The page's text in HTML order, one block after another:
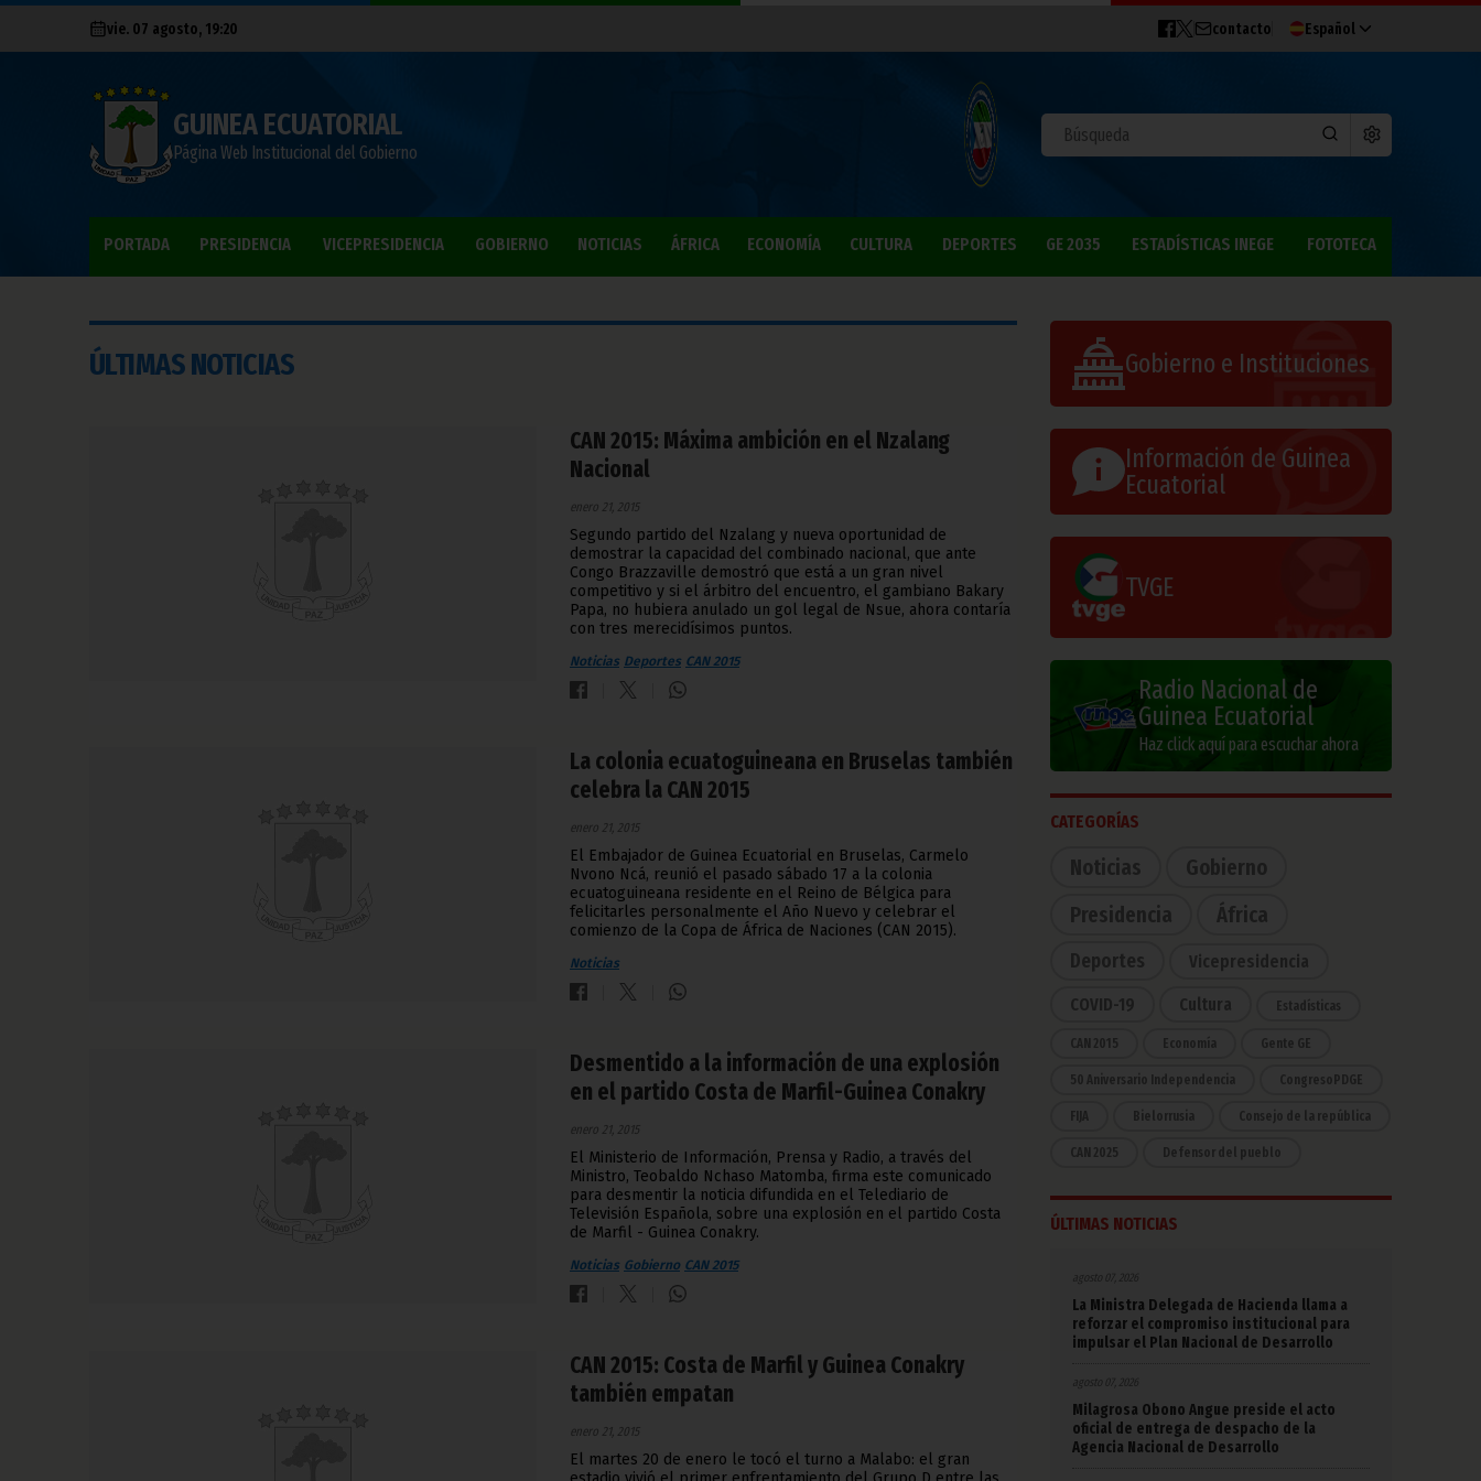
vie. 07 agosto, 19:20 contacto Español
GUINEA ECUATORIAL
Página Web Institucional del Gobierno
PORTADA PRESIDENCIA VICEPRESIDENCIA GOBIERNO NOTICIAS ÁFRICA ECONOMÍA CULTURA DEPORTES GE 2035 ESTADÍSTICAS INEGE FOTOTECA
ÚLTIMAS NOTICIAS
CAN 2015: Máxima ambición en el Nzalang
Nacional
enero 21, 2015
Segundo partido del Nzalang y nueva oportunidad de
demostrar la capacidad del combinado nacional, que ante
Congo Brazzaville demostró que está a un gran nivel
competitivo y si el árbitro del encuentro, el gambiano Bakary
Papa, no hubiera anulado un gol legal de Nsue, ahora contaría
con tres merecidísimos puntos.
Noticias Deportes CAN 2015
La colonia ecuatoguineana en Bruselas también
celebra la CAN 2015
enero 21, 2015
El Embajador de Guinea Ecuatorial en Bruselas, Carmelo
Nvono Ncá, reunió el pasado sábado 17 a la colonia
ecuatoguineana residente en el Reino de Bélgica para
felicitarles personalmente el Año Nuevo y celebrar el
comienzo de la Copa de África de Naciones (CAN 2015).
Noticias
Desmentido a la información de una explosión
en el partido Costa de Marfil-Guinea Conakry
enero 21, 2015
El Ministerio de Información, Prensa y Radio, a través del
Ministro, Teobaldo Nchaso Matomba, firma este comunicado
para desmentir la noticia difundida en el Telediario de
Televisión Española, sobre una explosión en el partido Costa
de Marfil - Guinea Conakry.
Noticias Gobierno CAN 2015
CAN 2015: Costa de Marfil y Guinea Conakry
también empatan
enero 21, 2015
El martes 20 de enero le tocó el turno a Malabo: el gran
Gobierno e Instituciones
Información de Guinea
Ecuatorial
TVGE
Radio Nacional de
Guinea Ecuatorial
Haz click aquí para escuchar ahora
CATEGORÍAS
Noticias
Gobierno
Presidencia
África
Deportes Vicepresidencia
COVID-19 Cultura Estadísticas
CAN 2015 Economía Gente GE
50 Aniversario Independencia CongresoPDGE
FIJA Bielorrusia Consejo de la república
CAN 2025 Defensor del pueblo
ÚLTIMAS NOTICIAS
agosto 07, 2026
La Ministra Delegada de Hacienda llama a
reforzar el compromiso institucional para
impulsar el Plan Nacional de Desarrollo
agosto 07, 2026
Milagrosa Obono Angue preside el acto
oficial de entrega de despacho de la
Agencia Nacional de Desarrollo